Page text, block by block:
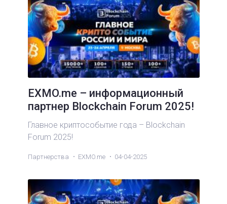
EXMO.me – информационный
партнер Blockchain Forum 2025!
Главное криптособытие года – Blockchain
Forum 2025!
Партнерства EXMO.me 04-04-2025